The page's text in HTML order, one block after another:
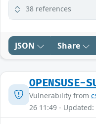
38 references
JSON Share
Vulnerability from
26 11:49 -